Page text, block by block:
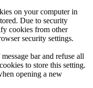
on your computer in
Due to security
cookies from other
security settings.
bar and refuse all
to store this setting.
opening a new